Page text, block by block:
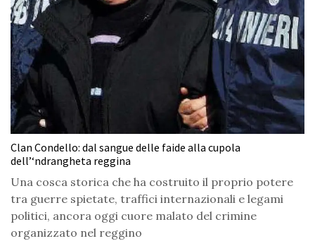
Clan Condello: dal sangue delle faide alla cupola
dell’‘ndrangheta reggina
Una cosca storica che ha costruito il proprio potere
tra guerre spietate, traffici internazionali e legami
politici, ancora oggi cuore malato del crimine
organizzato nel reggino